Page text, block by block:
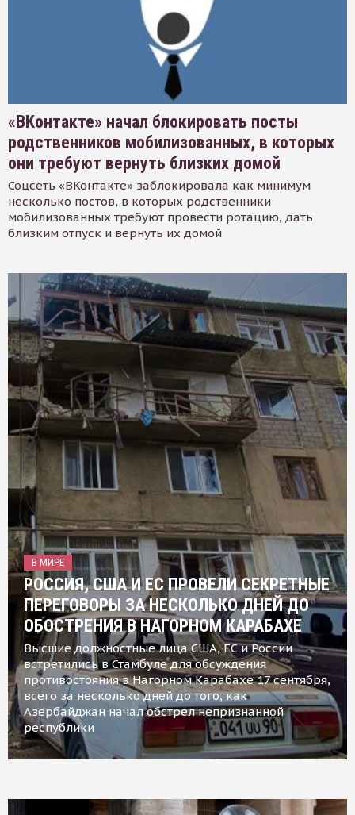
«ВКонтакте» начал блокировать посты
родственников мобилизованных, в которых
они требуют вернуть близких домой
Соцсеть «ВКонтакте» заблокировала как минимум
несколько постов, в которых родственники
мобилизованных требуют провести ротацию, дать
близким отпуск и вернуть их домой
В МИРЕ
РОССИЯ, США И ЕС ПРОВЕЛИ СЕКРЕТНЫЕ
ПЕРЕГОВОРЫ ЗА НЕСКОЛЬКО ДНЕЙ ДО
ОБОСТРЕНИЯ В НАГОРНОМ КАРАБАХЕ
Высшие должностные лица США, ЕС и России
встретились в Стамбуле для обсуждения
противостояния в Нагорном Карабахе 17 сентября,
всего за несколько дней до того, как
Азербайджан начал обстрел непризнанной
республики